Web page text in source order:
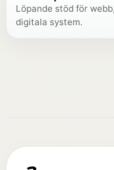
Löpande stöd för
digitala system.